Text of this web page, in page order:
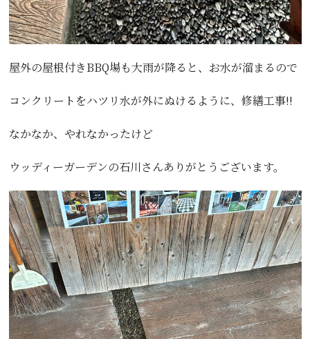
屋外の屋根付きBBQ場も大雨が降ると、お水が溜まるので
コンクリートをハツリ水が外にぬけるように、修繕工事!!
なかなか、やれなかったけど
ウッディーガーデンの石川さんありがとうございます。